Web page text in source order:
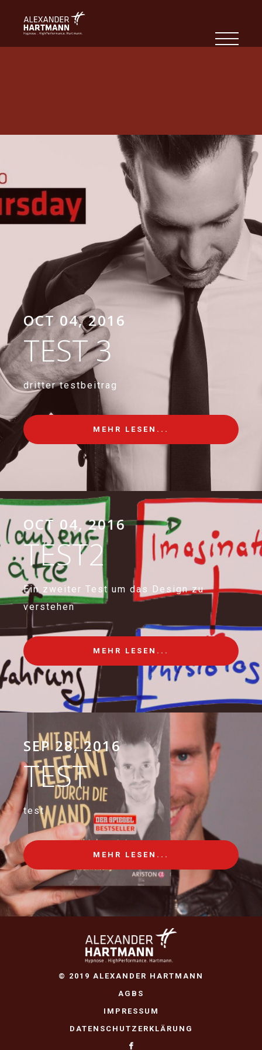
OCT 04, 2016
TEST 3
dritter testbeitrag
MEHR LESEN...
OCT 04, 2016
TEST2
Ein zweiter Test um das Design zu
verstehen
MEHR LESEN...
SEP 28, 2016
TEST
test
MEHR LESEN...
© 2019 ALEXANDER HARTMANN
AGBS
IMPRESSUM
DATENSCHUTZERKLÄRUNG